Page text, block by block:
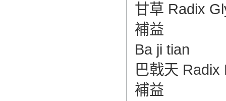
甘草 Radix
補益
Ba ji tian
巴戟天
補益